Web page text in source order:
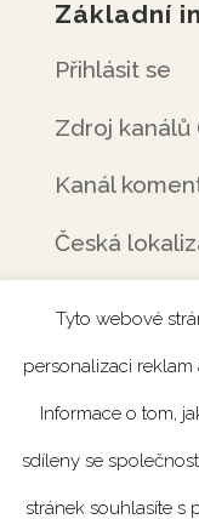
Základní
Přihlásit se
Zdroj kanálů
Kanál
Česká
Úvod
Tyto webové
personalizaci
Informace o tom,
sdíleny se
stránek souhlasíte s